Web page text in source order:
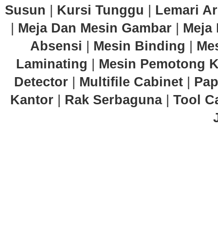
Susun
Kursi Tunggu
Lemari
Meja Dan Mesin Gambar
Meja
Absensi
Mesin Binding
Laminating
Mesin Pemotong
Detector
Multifile Cabinet|
Kantor
Rak Serbaguna| Tool